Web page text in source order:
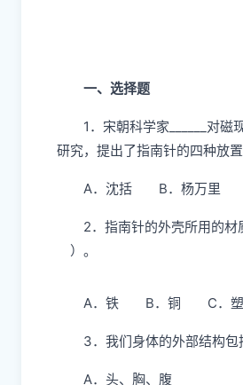
一、选择题
1．宋朝科学家______对磁
研究，提出了指南针的四种放置
A．沈括 B．杨万里
2．指南针的外壳所用的材
）。